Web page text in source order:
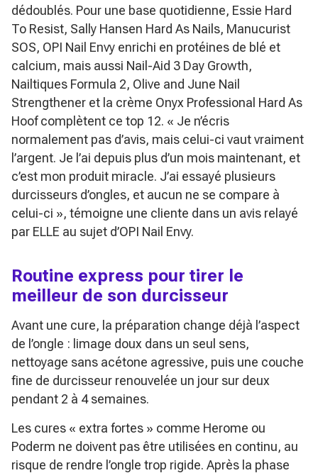
dédoublés. Pour une base quotidienne, Essie Hard
To Resist, Sally Hansen Hard As Nails, Manucurist
SOS, OPI Nail Envy enrichi en protéines de blé et
calcium, mais aussi Nail-Aid 3 Day Growth,
Nailtiques Formula 2, Olive and June Nail
Strengthener et la crème Onyx Professional Hard As
Hoof complètent ce top 12. « Je n’écris
normalement pas d’avis, mais celui-ci vaut vraiment
l’argent. Je l’ai depuis plus d’un mois maintenant, et
c’est mon produit miracle. J’ai essayé plusieurs
durcisseurs d’ongles, et aucun ne se compare à
celui-ci », témoigne une cliente dans un avis relayé
par ELLE au sujet d’OPI Nail Envy.
Routine express pour tirer le
meilleur de son durcisseur
Avant une cure, la préparation change déjà l’aspect
de l’ongle : limage doux dans un seul sens,
nettoyage sans acétone agressive, puis une couche
fine de durcisseur renouvelée un jour sur deux
pendant 2 à 4 semaines.
Les cures « extra fortes » comme Herome ou
Poderm ne doivent pas être utilisées en continu, au
risque de rendre l’ongle trop rigide. Après la phase